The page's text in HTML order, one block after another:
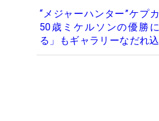
“メジャーハンター”ケプ
50歳ミケルソンの優勝
る」もギャラリーなだれ